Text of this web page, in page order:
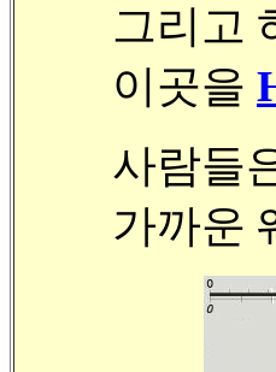
그리고
이곳을
사람들
가까운